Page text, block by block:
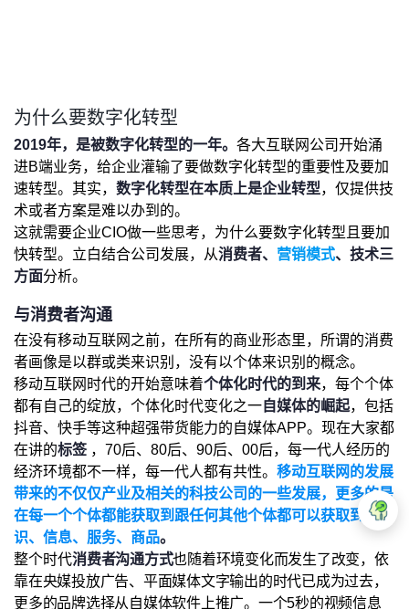
为什么要数字化转型
2019年，是被数字化转型的一年。 各大互联网公司开始涌
进B端业务，给企业灌输了要做数字化转型的重要性及要加
速转型。其实， 数字化转型在本质上是企业转型，仅提供技
术或者方案是难以办到的。
这就需要企业CIO做一些思考，为什么要数字化转型且要加
快转型。立白结合公司发展，从消费者、 营销模式、技术三
方面分析。
与消费者沟通
在没有移动互联网之前，在所有的商业形态里，所谓的消费
者画像是以群或类来识别，没有以个体来识别的概念。
移动互联网时代的开始意味着个体化时代的到来，每个个体
都有自己的绽放，个体化时代变化之一自媒体的崛起，包括
抖音、快手等这种超强带货能力的自媒体APP。现在大家都
在讲的标签 ，70后、80后、90后、00后，每一代人经历的
经济环境都不一样，每一代人都有共性。 移动互联网的发展
带来的不仅仅产业及相关的科技公司的一些发展，更多的是
在每一个个体都能获取到跟任何其他个体都可以获取到的知
识、信息、服务、商品。
整个时代消费者沟通方式也随着环境变化而发生了改变，依
靠在央媒投放广告、平面媒体文字输出的时代已成为过去，
更多的品牌选择从自媒体软件上推广。一个5秒的视频信息